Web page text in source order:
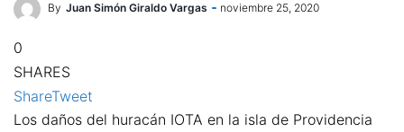
By Juan Simón Giraldo Vargas noviembre 25, 2020
0
SHARES
ShareTweet
Los daños del huracán IOTA en la isla de Providencia